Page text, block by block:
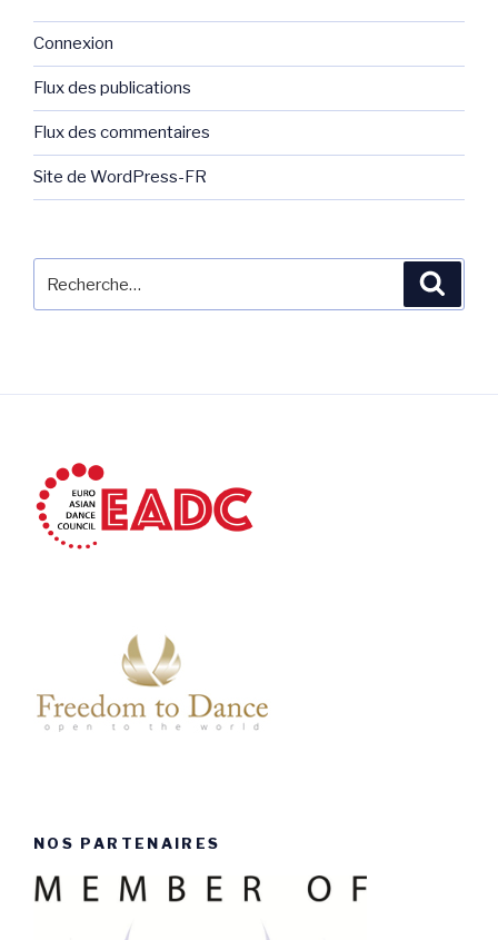
Connexion
Flux des publications
Flux des commentaires
Site de WordPress-FR
NOS PARTENAIRES